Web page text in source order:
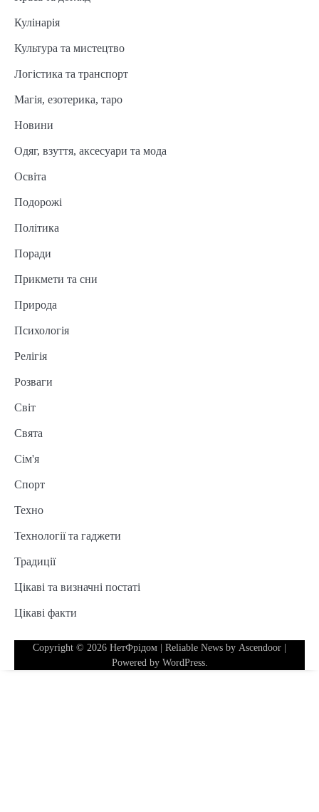
Кулінарія
Культура та мистецтво
Логістика та транспорт
Магія, езотерика, таро
Новини
Одяг, взуття, аксесуари та мода
Освіта
Подорожі
Політика
Поради
Прикмети та сни
Природа
Психологія
Релігія
Розваги
Світ
Свята
Сім'я
Спорт
Техно
Технології та гаджети
Традиції
Цікаві та визначні постаті
Цікаві факти
Copyright © 2026 НетФрідом | Reliable News by Ascendoor
Powered by WordPress.